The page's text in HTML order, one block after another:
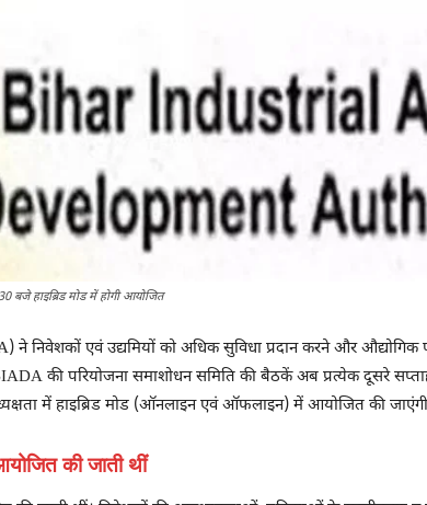
बजे हाइब्रिड मोड में होगी आयोजित
निवेशकों एवं उद्यमियों को अधिक सुविधा प्रदान करने और औद्योगिक
की परियोजना समाशोधन समिति की बैठकें अब प्रत्येक दूसरे
में हाइब्रिड मोड (ऑनलाइन एवं ऑफलाइन) में आयोजित की
की जाती थीं